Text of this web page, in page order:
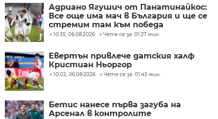
Адриано Ягушич от Панатинайкос:
Все още има мач в България и ще се
стремим там към победа
10:35, 06.08.2026 Чете се за: 01:27 мин.
Евертън привлече датския халф
Кристиан Ньоргор
10:02, 06.08.2026 Чете се за: 01:45 мин.
Бетис нанесе първа загуба на
Арсенал в контролите